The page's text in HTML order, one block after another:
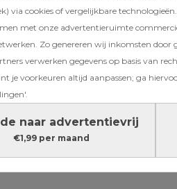
via cookies of vergelijkbare
met onze advertentieruimte
Zo genereren wij inkomsten door
verwerken gegevens op basis van
je voorkeuren altijd aanpassen; ga
naar advertentievrij
€1,99 per maand
nieuwe